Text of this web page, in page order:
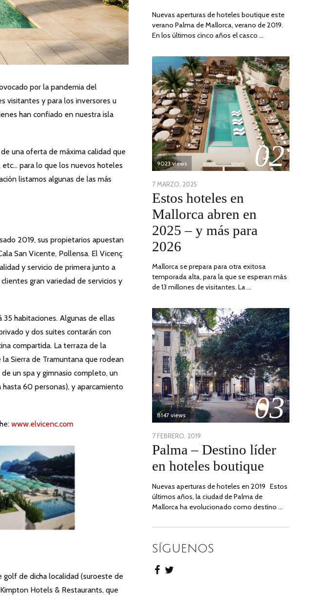
por la pandemia del
visitantes y para los inversores u
han confiado en nuestra isla
una oferta de máxima calidad que
para lo que los nuevos hoteles
listamos algunas de las más
2019, sus propietarios apuestan
San Vicente, Pollensa. El Vicenç
y servicio de primera junto a
gran variedad de servicios y
35 habitaciones. Algunas de ellas
y dos suites contarán con
compartida. La terraza de la
Sierra de Tramuntana que rodean
un spa y gimnasio completo, un
60 personas), y aparcamiento
www.elvicenc.com
golf de dicha localidad (suroeste de
Hotels & Restaurants, que
Nuevas aperturas de hoteles boutique este
verano Palma de Mallorca, verano de 2019.
En los últimos cinco años el casco …
02
9023 views
POSTED
ON
7 MARZO, 2025
ABRIL,
Estos hoteles en
Mallorca abren en
2025 – y más para
2026
Mallorca se prepara para otra exitosa
temporada alta, para la que se esperan más
de 13 millones de visitantes. La …
03
8147 views
POSTED
ON
7 FEBRERO, 2019
JUNIO,
Palma – Destino líder
en hoteles boutique
Nuevas aperturas de hoteles en 2019 Estos
últimos años, la ciudad de Palma de
Mallorca ha evolucionado como destino …
SÍGUENOS